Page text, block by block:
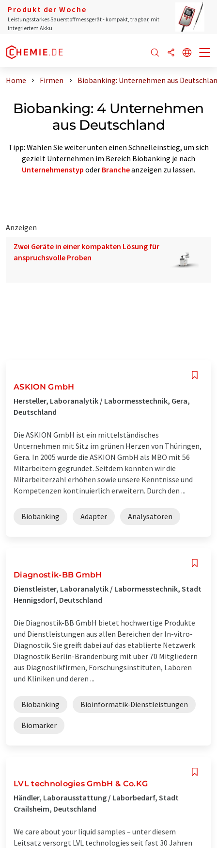
Produkt der Woche
Leistungsstarkes Sauerstoffmessgerät - kompakt, tragbar, mit
integriertem Akku
Home Firmen Biobanking: Unternehmen aus
Biobanking: 4 Unternehmen
aus Deutschland
Tipp: Wählen Sie weiter unten einen Schnelleinstieg, um sich
gezielt Unternehmen im Bereich Biobanking je nach
Unternehmenstyp oder Brancheanzeigen zu lassen.
Anzeigen
Zwei Geräte in einer kompakten Lösung für
anspruchsvolle Proben
ASKION GmbH
Hersteller, Laboranalytik / Labormesstechnik, Gera,
Deutschland
Die ASKION GmbH ist ein mittelständisches
Unternehmen mit Sitz im grünen Herzen von Thüringen,
Gera. In 2005 wurde die ASKION GmbH als MBO mit 56
Mitarbeitern gegründet. Seitdem konnten wir die
Mitarbeiterzahl erhöhen sowie unsere Kenntnisse und
Kompetenzen kontinuierlich erweitern. Durch den ...
Biobanking Adapter Analysatoren
Diagnostik-BB GmbH
Dienstleister, Laboranalytik / Labormesstechnik, Stadt
Hennigsdorf, Deutschland
Die Diagnostik-BB GmbH bietet hochwertige Produkte
und Dienstleistungen aus allen Bereichen der In-vitro-
Diagnostik. Sie greift dabei auf das etablierte Netzwerk
Diagnostik Berlin-Brandenburg mit über 70 Mitgliedern
aus Diagnostikfirmen, Forschungsinstituten, Laboren
und Kliniken und deren ...
Biobanking Bioinformatik-Dienstleistungen
Biomarker
LVL technologies GmbH & Co.KG
Händler, Laborausstattung / Laborbedarf, Stadt
Crailsheim, Deutschland
We care about your liquid samples – unter diesem
Leitsatz versorgt LVL technologies seit fast 30 Jahren